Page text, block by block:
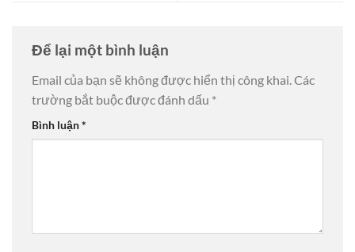
Để lại một bình luận
Email của bạn sẽ không được hiển thị công khai.Các
trường bắt buộc được đánh dấu *
Bình luận*